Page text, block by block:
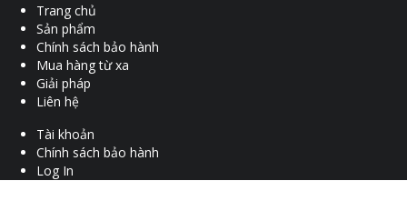
Trang chủ
Sản phẩm
Chính sách bảo hành
Mua hàng từ xa
Giải pháp
Liên hệ
Tài khoản
Chính sách bảo hành
Log In